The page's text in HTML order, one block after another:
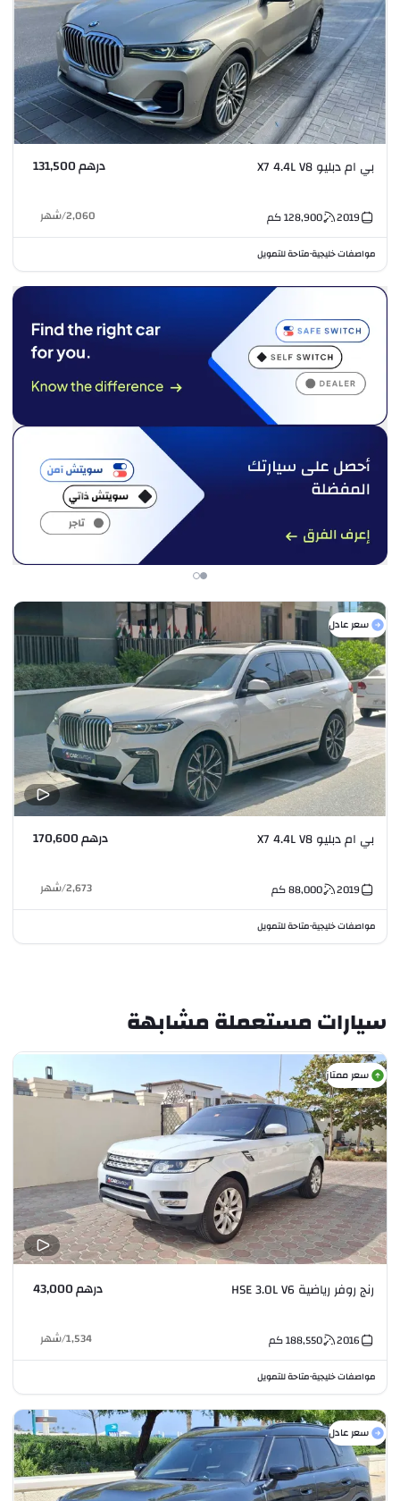
بي ام دبليو X7 4.4L V8 درهم 131,500
2019
128,900كم 2,060
/شهر
مواصفات خليجية•متاحة للتمويل
سعر عادل
بي ام دبليو X7 4.4L V8 درهم 170,600
2019
88,000كم 2,673
/شهر
مواصفات خليجية•متاحة للتمويل
سيارات مستعملة مشابهة
سعر ممتاز
رنج روفر رياضية HSE 3.0L V6 درهم 43,000
2016
188,550كم 1,534
/شهر
مواصفات خليجية•متاحة للتمويل
سعر عادل